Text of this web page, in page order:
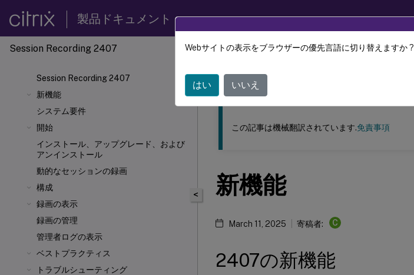
製品ドキュメント
Session Recording 2407
Session Recording 2407
新機能
システム要件
開始
インストール、アップグレード、および
アンインストール
動的なセッションの録画
構成
録画の表示
録画の管理
管理者ログの表示
ベストプラクティス
トラブルシューティング
このコンテンツは動的に機械翻訳されています。
Session Recording
<
この記事は機械翻訳されています.免責事項
新機能
March 11, 2025 寄稿者: C
2407の新機能
Webサイトの表示をブラウザーの優先言語に切り替えますか ?
はい いいえ